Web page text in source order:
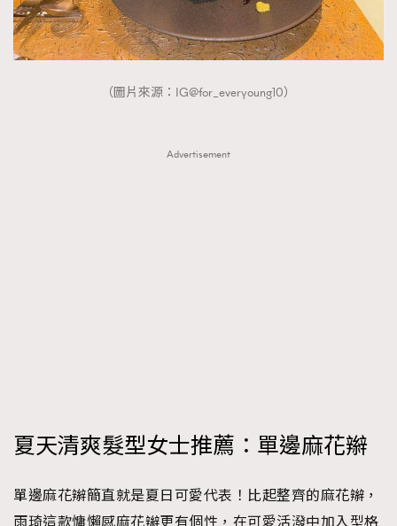
（圖片來源：IG@for_everyoung10）
Advertisement
夏天清爽髮型女士推薦：單邊麻花辮
單邊麻花辮簡直就是夏日可愛代表！比起整齊的麻花辮，
雨琦這款慵懶感麻花辮更有個性，在可愛活潑中加入型格